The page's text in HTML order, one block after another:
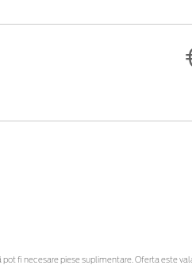
fi necesare piese suplimentare. Oferta este